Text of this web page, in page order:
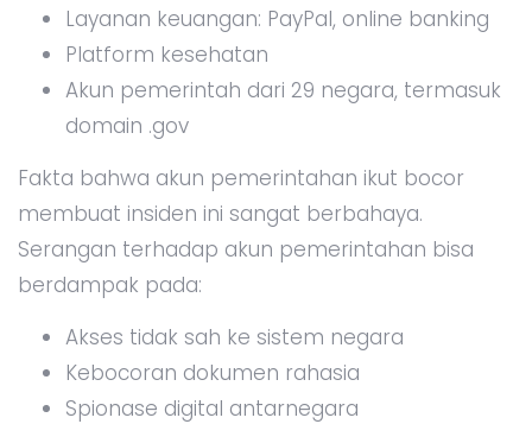
Layanan keuangan: PayPal, online banking
Platform kesehatan
Akun pemerintah dari 29 negara, termasuk
domain .gov
Fakta bahwa akun pemerintahan ikut bocor
membuat insiden ini sangat berbahaya.
Serangan terhadap akun pemerintahan bisa
berdampak pada:
Akses tidak sah ke sistem negara
Kebocoran dokumen rahasia
Spionase digital antarnegara